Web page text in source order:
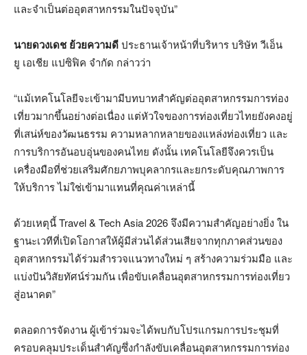
และจำเป็นต่ออุตสาหกรรมในปัจจุบัน”
นายดวงเดช ย้วยความดีประธานเจ้าหน้าที่บริหารบริษัท วีเอ็น
ยู เอเชีย แปซิฟิค จำกัด กล่าวว่า
“แม้เทคโนโลยีจะเข้ามามีบทบาทสำคัญต่ออุตสาหกรรมการท่อง
เที่ยวมากขึ้นอย่างต่อเนื่อง แต่หัวใจของการท่องเที่ยวไทยยังคงอยู่
ที่เสน่ห์ของวัฒนธรรม ความหลากหลายของแหล่งท่องเที่ยว และ
การบริการอันอบอุ่นของคนไทย ดังนั้น เทคโนโลยีจึงควรเป็น
เครื่องมือที่ช่วยเสริมศักยภาพบุคลากรและยกระดับคุณภาพการ
ให้บริการ ไม่ใช่เข้ามาแทนที่คุณค่าเหล่านี้
ด้วยเหตุนี้ Travel & Tech Asia 2026 จึงมีความสำคัญอย่างยิ่ง ใน
ฐานะเวทีที่เปิดโอกาสให้ผู้มีส่วนได้ส่วนเสียจากทุกภาคส่วนของ
อุตสาหกรรมได้ร่วมสำรวจแนวทางใหม่ ๆ สร้างความร่วมมือ และ
แบ่งปันวิสัยทัศน์ร่วมกัน เพื่อขับเคลื่อนอุตสาหกรรมการท่องเที่ยว
สู่อนาคต”
ตลอดการจัดงาน ผู้เข้าร่วมจะได้พบกับโปรแกรมการประชุมที่
ครอบคลุมประเด็นสำคัญซึ่งกำลังขับเคลื่อนอุตสาหกรรมการท่อง